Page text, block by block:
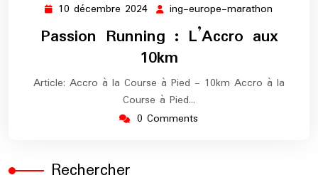
10 décembre 2024 10
décembre
2024
ing-europe-marathon
marathon
Passion Running : L’Accro aux
10km
Article: Accro à la Course à Pied - 10km Accro à la
Course à Pied…
0 Comments